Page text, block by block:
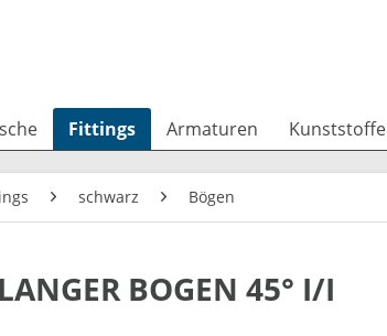
Fittings Armaturen Kunststoffe
schwarz Bögen
BOGEN 45° I/I